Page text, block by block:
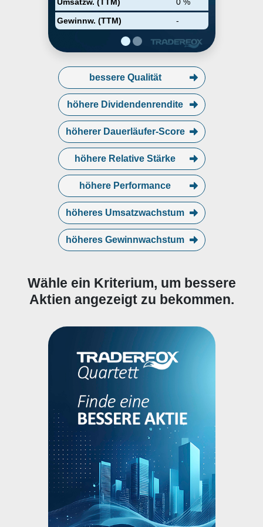
Umsatzw. (TTM)
0 %
Gewinnw. (TTM)
-
bessere Qualität
höhere Dividendenrendite
höherer Dauerläufer-Score
höhere Relative Stärke
höhere Performance
höheres Umsatzwachstum
höheres Gewinnwachstum
Wähle ein Kriterium, um bessere
Aktien angezeigt zu bekommen.